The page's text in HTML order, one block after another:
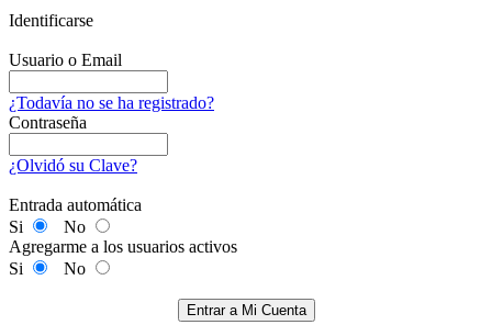
Identificarse
Usuario o Email
¿Todavía no se ha registrado?
Contraseña
¿Olvidó su Clave?
Entrada automática
Si
No
Agregarme a los usuarios activos
Si
No
Entrar a Mi Cuenta